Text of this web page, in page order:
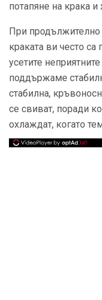
потапяне на крака и
При продължително
краката ви често са
усетите
поддържаме
стабилна,
се свиват, поради
охлаждат, когато